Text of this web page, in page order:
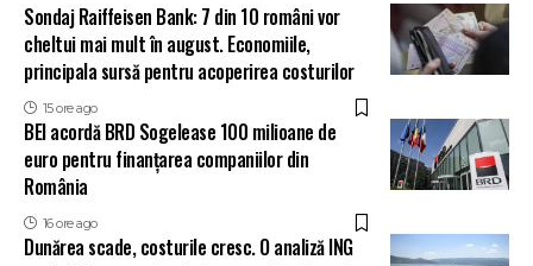
Sondaj Raiffeisen Bank: 7 din 10 români vor
cheltui mai mult în august. Economiile,
principala sursă pentru acoperirea costurilor
15 ore ago
BEI acordă BRD Sogelease 100 milioane de
euro pentru finanțarea companiilor din
România
16 ore ago
Dunărea scade, costurile cresc. O analiză ING